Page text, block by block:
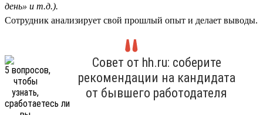
день» и т.д.).
Сотрудник анализирует свой прошлый опыт и делает выводы.
Совет от hh.ru: соберите
рекомендации на кандидата
от бывшего работодателя